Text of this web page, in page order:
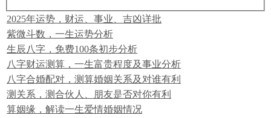
2025年运势，财运、事业、吉凶详批
紫微斗数，一生运势分析
生辰八字，免费100条初步分析
八字财运测算，一生富贵程度及事业分析
八字合婚配对，测算婚姻关系及对谁有利
测关系，测合伙人、朋友是否对你有利
算姻缘，解读一生爱情婚姻情况